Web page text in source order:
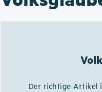
Der richtige Artikel